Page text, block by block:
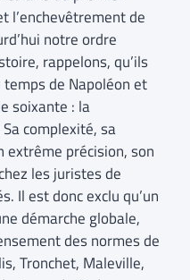
l’enchevêtrement de
notre ordre
rappelons, qu’ils
de Napoléon et
soixante : la
complexité, sa
extrême précision, son
les juristes de
Il est donc exclu qu’un
démarche globale,
des normes de
Tronchet, Maleville,